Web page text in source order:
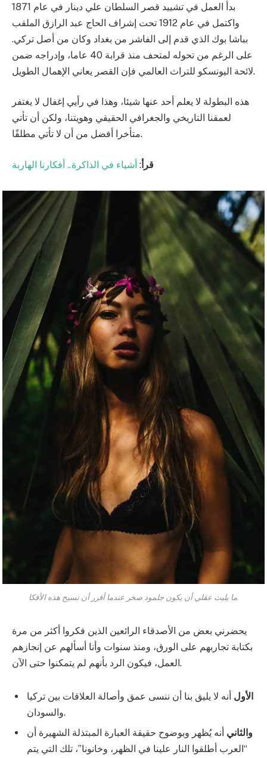
بدأ العمل في تشييد قصر السلطان علي دينار في عام 1871
واكتمل في عام 1912 تحت إشراف الحاج عبد الرازق الملقب
بباشا بوك الذي قدم إلى الفاشر من بغداد وكان من أصل تركي.
على الرغم من تحوله لمتحف منذ قرابة 40 عاما، وإدراجه ضمن
لائحة اليونسكو للتراث العالمي فإن القصر يعاني الإهمال الطويل.
هذه البطولة لا يعلم أحد عنها شيئا، وهذا في رأيي إغفال لا يغتفر
لعمقنا التاريخي والجغرافي الحقيقي وهويتنا، ولكن أن تأتي
متأخرا أفضل من أن لا تأتي مطلقًا.
قرأ: أشياء في الذاكرة.. أفكارنا الهاربة
ما يلبث عقلي أن يكون جلمود صخر عندما أقرر أن تسيح هذه الأفكا.
يحضرني بعض من الأصدقاء الرائعين الذين فكروا أكثر من مرة
بكتابة تجاربهم على الورق، ومنذ سنوات وأنا أسألهم عن إنجازهم
العمل، فيكون الرد بأنهم لم يتمكنوا حتى الآن.
الأول أنه لا يليق بنا أن ننسى عمق وأصالة العلاقات بين تركيا
والسودان.
والثاني أنه يُظهر وبوضوح حقيقة العبارة المبتذلة الشهيرة أن
“العرب أطلقوا النار علينا في الظهر، وخانونا”، تلك التي يتم